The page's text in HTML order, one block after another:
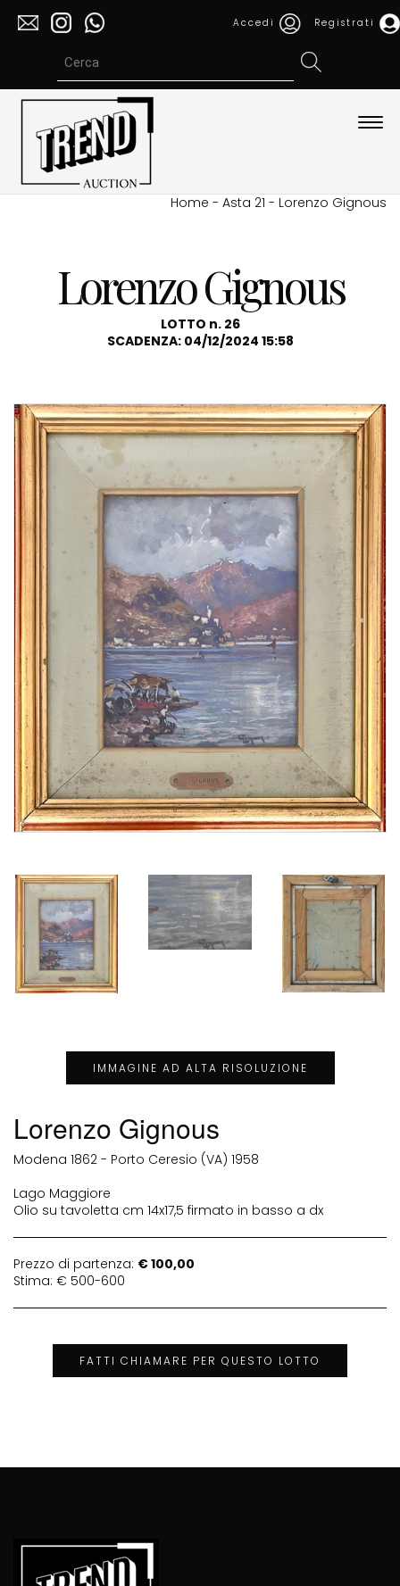
Accedi Registrati
Home - Asta 21 - Lorenzo Gignous
Lorenzo Gignous
LOTTO n. 26
SCADENZA: 04/12/2024 15:58
IMMAGINE AD ALTA RISOLUZIONE
Lorenzo Gignous
Modena 1862 - Porto Ceresio (VA) 1958
Lago Maggiore
Olio su tavoletta cm 14x17,5 firmato in basso a dx
Prezzo di partenza: € 100,00
Stima: € 500-600
FATTI CHIAMARE PER QUESTO LOTTO